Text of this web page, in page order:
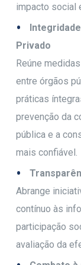
impacto social
Privado
Reúne
entre órgãos
práticas
prevenção da
pública e a
mais confiável.
Abrange
contínuo às
participação
avaliação da